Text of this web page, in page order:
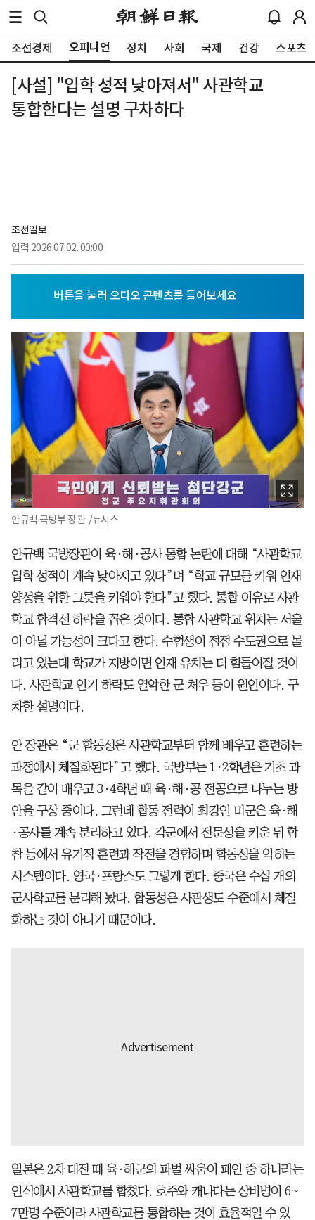
조선경제 오피니언 정치 사회 국제 건강 스포츠
[사설] "입학 성적 낮아져서" 사관학교
통합한다는 설명 구차하다
조선일보
입력 2026.07.02. 00:00
안규백 국방부 장관. /뉴시스
안규백 국방장관이 육·해·공사 통합 논란에 대해 “사관학교
입학 성적이 계속 낮아지고 있다”며 “학교 규모를 키워 인재
양성을 위한 그릇을 키워야 한다”고 했다. 통합 이유로 사관
학교 합격선 하락을 꼽은 것이다. 통합 사관학교 위치는 서울
이 아닐 가능성이 크다고 한다. 수험생이 점점 수도권으로 몰
리고 있는데 학교가 지방이면 인재 유치는 더 힘들어질 것이
다. 사관학교 인기 하락도 열악한 군 처우 등이 원인이다. 구
차한 설명이다.
안 장관은 “군 합동성은 사관학교부터 함께 배우고 훈련하는
과정에서 체질화된다”고 했다. 국방부는 1·2학년은 기초 과
목을 같이 배우고 3·4학년 때 육·해·공 전공으로 나누는 방
안을 구상 중이다. 그런데 합동 전력이 최강인 미군은 육·해
·공사를 계속 분리하고 있다. 각군에서 전문성을 키운 뒤 합
참 등에서 유기적 훈련과 작전을 경험하며 합동성을 익히는
시스템이다. 영국·프랑스도 그렇게 한다. 중국은 수십 개의
군사학교를 분리해 놨다. 합동성은 사관생도 수준에서 체질
화하는 것이 아니기 때문이다.
일본은 2차 대전 때 육·해군의 파벌 싸움이 패인 중 하나라는
인식에서 사관학교를 합쳤다. 호주와 캐나다는 상비병이 6~
7만명 수준이라 사관학교를 통합하는 것이 효율적일 수 있